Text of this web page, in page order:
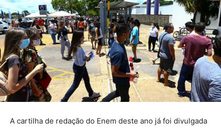
A cartilha de redação do Enem deste ano já foi divulgada